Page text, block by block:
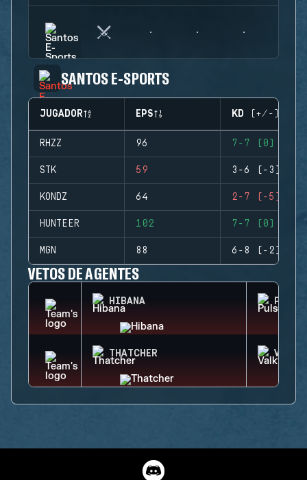
SANTOS E-SPORTS
JUGADOR EPS KD (+/-)
RHZZ 96 7-7 (0)
STK 59 3-6 (-3)
KONDZ 64 2-7 (-5)
HUNTEER 102 7-7 (0)
MGN 88 6-8 (-2)
VETOS DE AGENTES
HIBANA PULSE
THATCHER